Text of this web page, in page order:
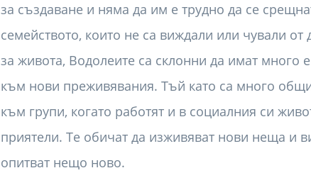
за създаване и няма да им е трудно да се
семейството, които не са виждали или чували
за живота, Водолеите са склонни да имат много
към нови преживявания. Тъй като са много
към групи, когато работят и в социалния си
приятели. Те обичат да изживяват нови неща и
опитват нещо ново.